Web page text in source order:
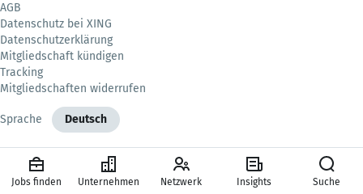
AGB
Datenschutz bei XING
Datenschutzerklärung
Mitgliedschaft kündigen
Tracking
Mitgliedschaften widerrufen
Sprache Deutsch
Jobs finden Unternehmen Netzwerk Insights Suche